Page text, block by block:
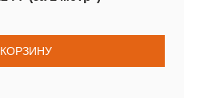
В КОРЗИНУ